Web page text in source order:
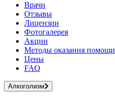
Врачи
Отзывы
Лицензии
Фотогалерея
Акции
Методы оказания помощи
Цены
FAQ
Алкоголизм